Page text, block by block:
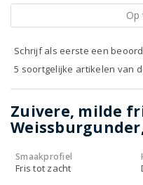
Schrijf als eerste een
5 soortgelijke artikelen van
Zuivere, milde
Smaakprofiel
Fris tot zacht